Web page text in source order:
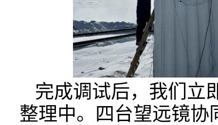
完成调试后，我们立
整理中。四台望远镜协